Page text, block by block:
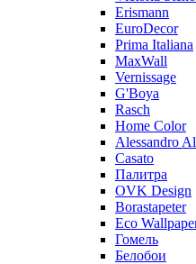
Erismann
EuroDecor
Prima Italiana
MaxWall
Vernissage
G'Boya
Rasch
Home Color
Alessandro
Casato
Палитра
OVK Design
Borastapeter
Eco
Гомель
Белобои